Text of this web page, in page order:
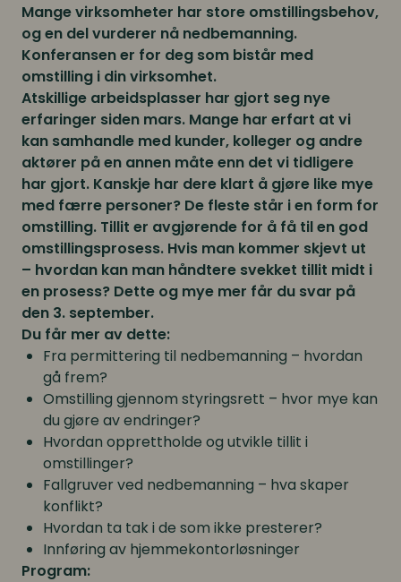
Mange virksomheter har store omstillingsbehov,
og en del vurderer nå nedbemanning.
Konferansen er for deg som bistår med
omstilling i din virksomhet.
Atskillige arbeidsplasser har gjort seg nye
erfaringer siden mars. Mange har erfart at vi
kan samhandle med kunder, kolleger og andre
aktører på en annen måte enn det vi tidligere
har gjort. Kanskje har dere klart å gjøre like mye
med færre personer? De fleste står i en form for
omstilling. Tillit er avgjørende for å få til en god
omstillingsprosess. Hvis man kommer skjevt ut
– hvordan kan man håndtere svekket tillit midt i
en prosess? Dette og mye mer får du svar på
den 3. september.
Du får mer av dette:
Fra permittering til nedbemanning – hvordan
gå frem?
Omstilling gjennom styringsrett – hvor mye kan
du gjøre av endringer?
Hvordan opprettholde og utvikle tillit i
omstillinger?
Fallgruver ved nedbemanning – hva skaper
konflikt?
Hvordan ta tak i de som ikke presterer?
Innføring av hjemmekontorløsninger
Program: